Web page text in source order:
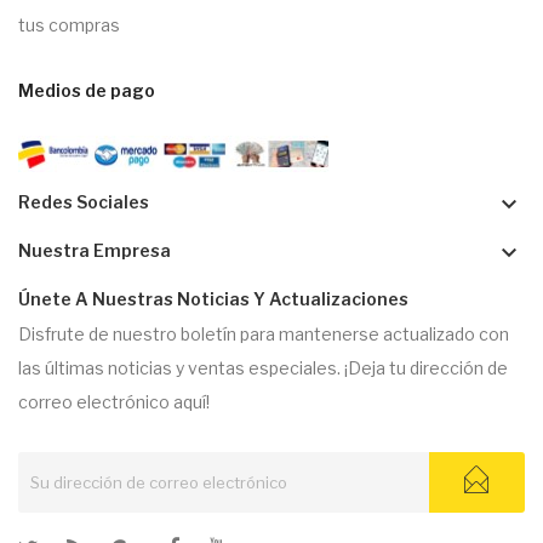
tus compras
Medios de pago
Redes Sociales keyboard_arrow_down
Nuestra Empresa keyboard_arrow_down
Únete A Nuestras Noticias Y Actualizaciones
Disfrute de nuestro boletín para mantenerse actualizado con
las últimas noticias y ventas especiales. ¡Deja tu dirección de
correo electrónico aquí!